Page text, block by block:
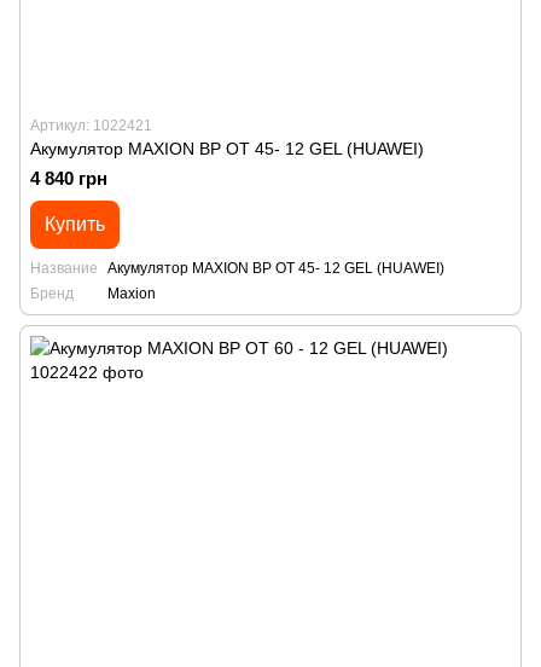
Артикул: 1022421
Акумулятор MAXION BP OT 45- 12 GEL (HUAWEI)
4 840 грн
Купить
Название
Акумулятор MAXION BP OT 45- 12 GEL (HUAWEI)
Бренд
Maxion